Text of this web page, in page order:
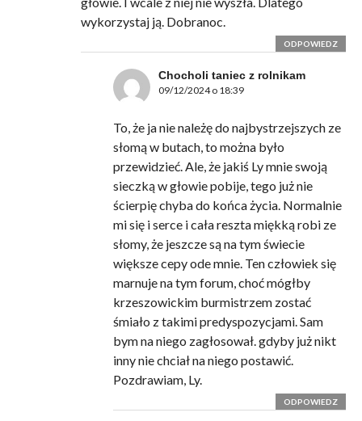
wykorzystaj ją. Dobranoc.
ODPOWIEDZ
Chocholi taniec z rolnikam
09/12/2024 o 18:39
To, że ja nie należę do najbystrzejszych ze
słomą w butach, to można było
przewidzieć. Ale, że jakiś Ly mnie swoją
sieczką w głowie pobije, tego już nie
ścierpię chyba do końca życia. Normalnie
mi się i serce i cała reszta miękką robi ze
słomy, że jeszcze są na tym świecie
większe cepy ode mnie. Ten człowiek się
marnuje na tym forum, choć mógłby
krzeszowickim burmistrzem zostać
śmiało z takimi predyspozycjami. Sam
bym na niego zagłosował. gdyby już nikt
inny nie chciał na niego postawić.
Pozdrawiam, Ly.
ODPOWIEDZ